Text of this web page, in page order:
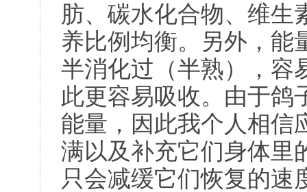
肪、碳水化合物、维生
养比例均衡。另外，能
半消化过（半熟），容
此更容易吸收。由于鸽
能量，因此我个人相信
满以及补充它们身体里
只会减缓它们恢复的速